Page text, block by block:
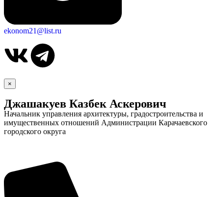
ekonom21@list.ru
×
Джашакуев Казбек Аскерович
Начальник управления архитектуры, градостроительства и
имущественных отношений Администрации Карачаевского
городского округа